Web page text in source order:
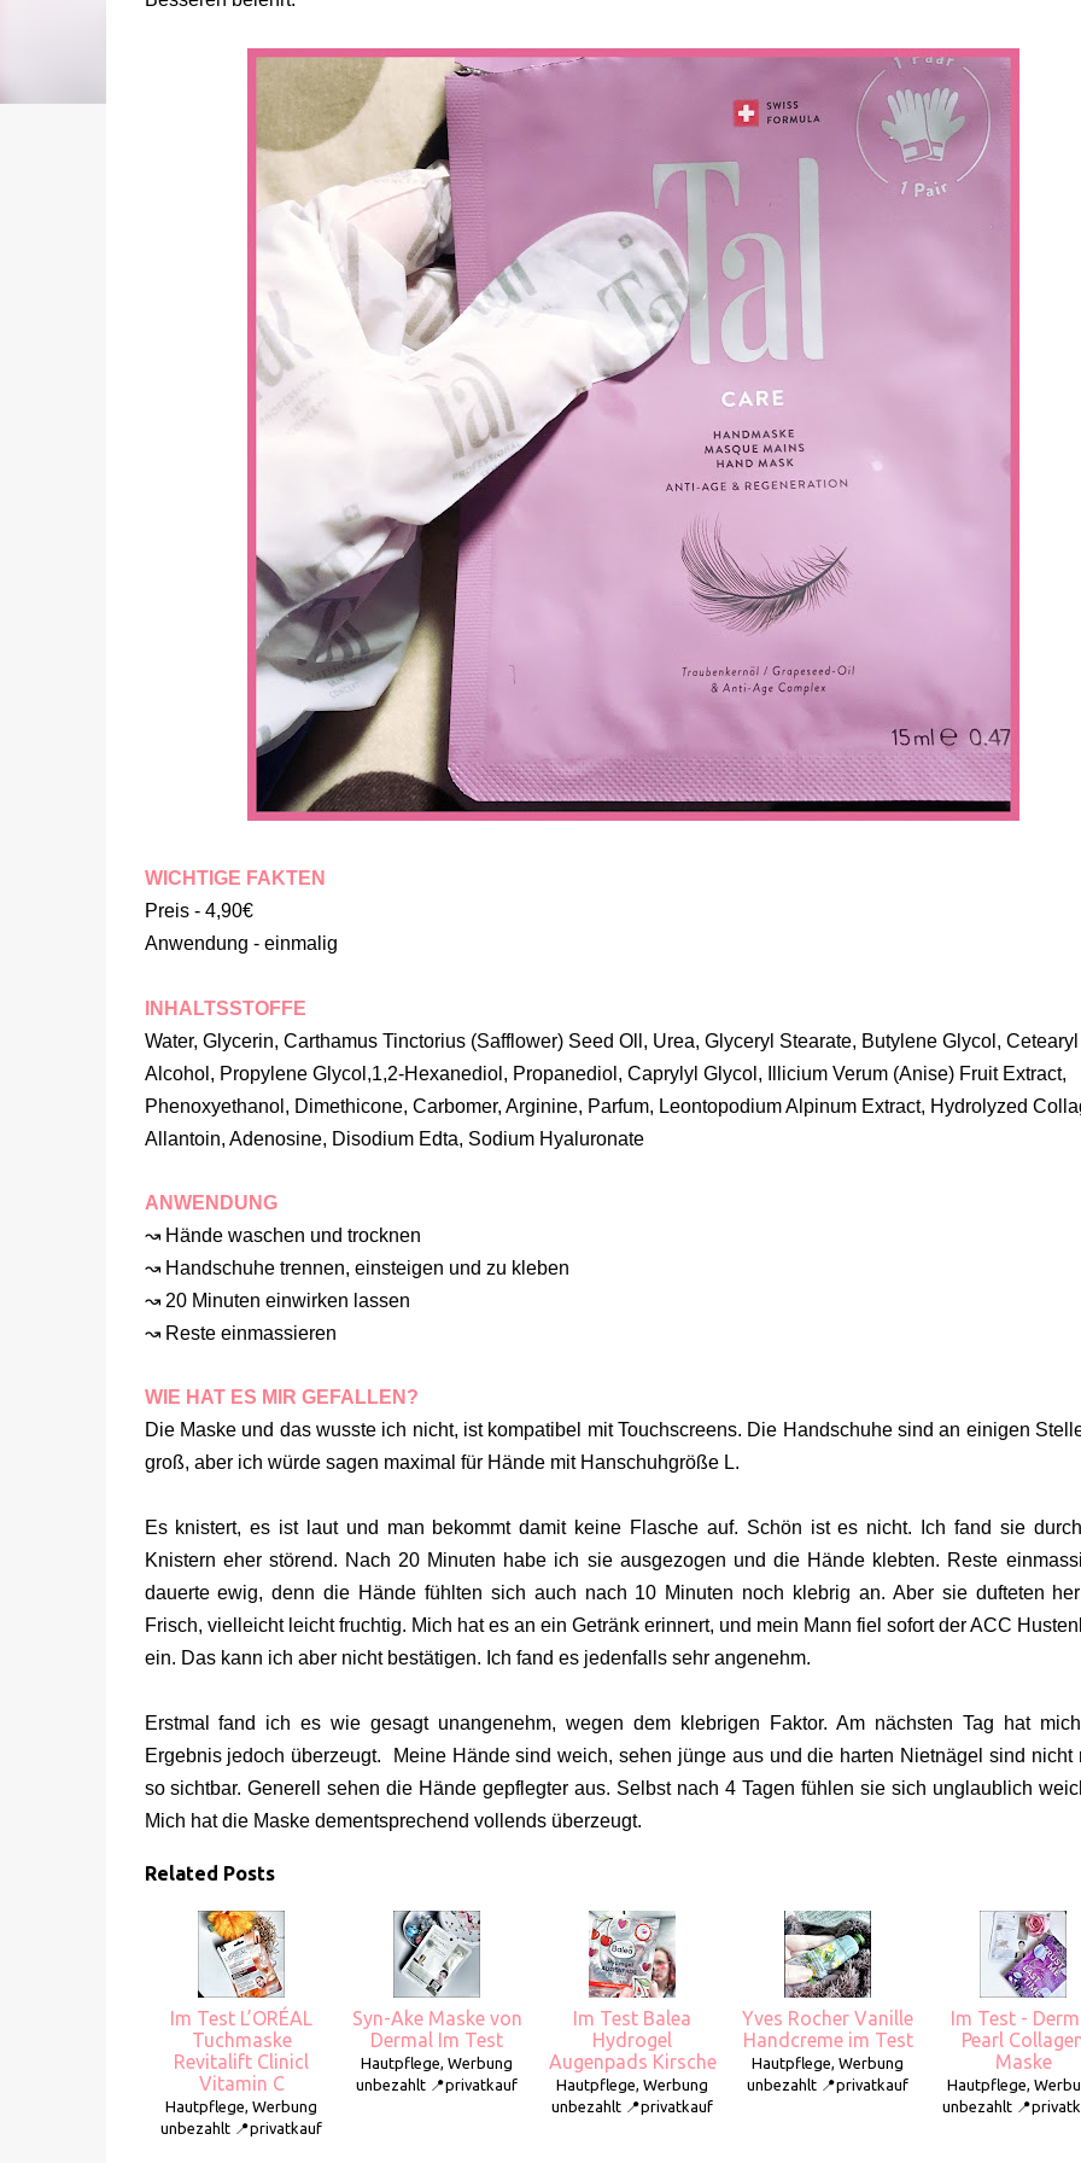
WICHTIGE FAKTEN
Preis - 4,90€
Anwendung - einmalig
INHALTSSTOFFE
Water, Glycerin, Carthamus Tinctorius (Safflower) Seed Oll, Urea, Glyceryl Stearate, Butylene Glycol, Cetearyl
Alcohol, Propylene Glycol,1,2-Hexanediol, Propanediol, Caprylyl Glycol, Illicium Verum (Anise) Fruit Extract,
Phenoxyethanol, Dimethicone, Carbomer, Arginine, Parfum, Leontopodium Alpinum Extract, Hydrolyzed
Allantoin, Adenosine, Disodium Edta, Sodium Hyaluronate
ANWENDUNG
↝ Hände waschen und trocknen
↝ Handschuhe trennen, einsteigen und zu kleben
↝ 20 Minuten einwirken lassen
↝ Reste einmassieren
WIE HAT ES MIR GEFALLEN?
Die Maske und das wusste ich nicht, ist kompatibel mit Touchscreens. Die Handschuhe sind an einigen
groß, aber ich würde sagen maximal für Hände mit Hanschuhgröße L.
Es knistert, es ist laut und man bekommt damit keine Flasche auf. Schön ist es nicht. Ich fand sie
Knistern eher störend. Nach 20 Minuten habe ich sie ausgezogen und die Hände klebten. Reste
dauerte ewig, denn die Hände fühlten sich auch nach 10 Minuten noch klebrig an. Aber sie dufteten
Frisch, vielleicht leicht fruchtig. Mich hat es an ein Getränk erinnert, und mein Mann fiel sofort der ACC
ein. Das kann ich aber nicht bestätigen. Ich fand es jedenfalls sehr angenehm.
Erstmal fand ich es wie gesagt unangenehm, wegen dem klebrigen Faktor. Am nächsten Tag hat
Ergebnis jedoch überzeugt. Meine Hände sind weich, sehen jünge aus und die harten Nietnägel sind nicht
so sichtbar. Generell sehen die Hände gepflegter aus. Selbst nach 4 Tagen fühlen sie sich unglaublich
Mich hat die Maske dementsprechend vollends überzeugt.
Related Posts
Im Test L’ORÉAL
Tuchmaske
Revitalift Clinicl
Vitamin C
Hautpflege, Werbung
unbezahlt 📍privatkauf
Syn-Ake Maske von
Dermal Im Test
Hautpflege, Werbung
unbezahlt 📍privatkauf
Im Test Balea
Hydrogel
Augenpads Kirsche
Hautpflege, Werbung
unbezahlt 📍privatkauf
Yves Rocher Vanille
Handcreme im Test
Hautpflege, Werbung
unbezahlt 📍privatkauf
Im Test -
Pearl
Maske
Hautpflege,
unbezahlt